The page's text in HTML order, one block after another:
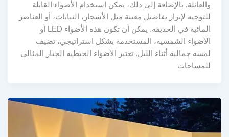
والعائلة. بالإضافة إلى ذلك، يمكن استخدام الأضواء القابلة
للتوجيه لإبراز تفاصيل معينة مثل الأشجار، النباتات، أو العناصر
المائية في الحديقة. يمكن أن تكون هذه الأضواء LED أو
الأضواء الشمسية، المستخدمة بشكل استراتيجي، تضيف
لمسة جمالية أثناء الليل. تعتبر الأضواء الخيطية الخيار المثالي
للمساحات